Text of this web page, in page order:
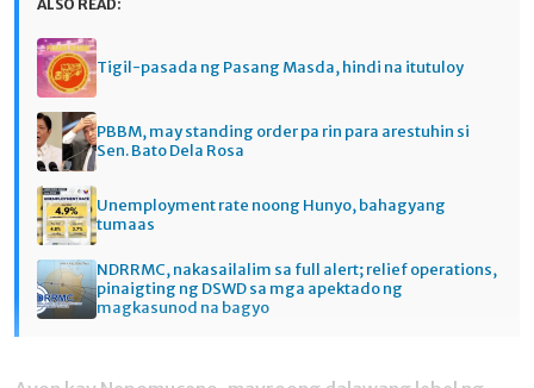
ALSO READ:
Tigil-pasada ng Pasang Masda, hindi na itutuloy
PBBM, may standing order pa rin para arestuhin si
Sen. Bato Dela Rosa
Unemployment rate noong Hunyo, bahagyang
tumaas
NDRRMC, nakasailalim sa full alert; relief operations,
pinaigting ng DSWD sa mga apektado ng
magkasunod na bagyo